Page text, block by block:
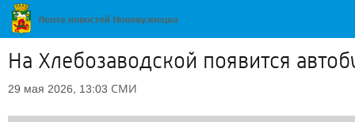
На Хлебозаводской появится
29 мая 2026, 13:03 СМИ